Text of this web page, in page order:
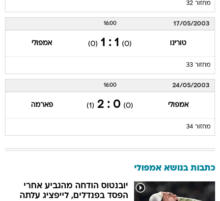
מחזור 32
17/05/2003
16:00
טורינו (0)
1 : 1
(0) אמפולי
מחזור 33
24/05/2003
16:00
אמפולי (0)
0 : 2
(1) פארמה
מחזור 34
כתבות בנושא אמפולי
יובנטוס הודחה מהגביע אחרי
הפסד בפנדלים, לייפציג עלתה